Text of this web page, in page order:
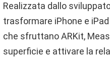
Realizzata dallo
trasformare iPhone e iPad
che sfruttano ARKit,
superficie e attivare la